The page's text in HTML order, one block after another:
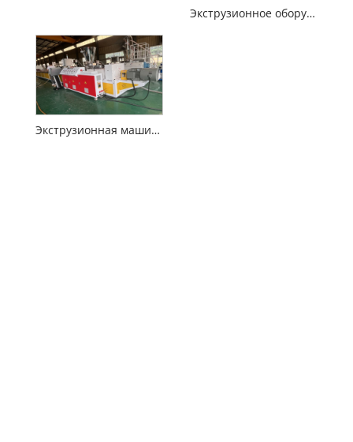
Экструзионное оборудование для производства пластика и камня из ПВХ
Экструзионная машина для производства кабельных магистралей из ПВХ